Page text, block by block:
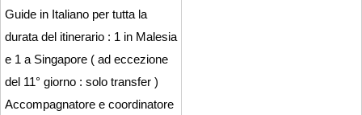
Guide in Italiano per tutta la
durata del itinerario : 1 in Malesia
e 1 a Singapore ( ad eccezione
del 11° giorno : solo transfer )
Accompagnatore e coordinatore